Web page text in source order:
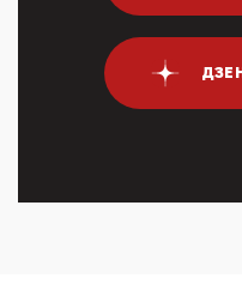
Пасхальное
дня Воскресен...
01:09, 10 Апреля 2026